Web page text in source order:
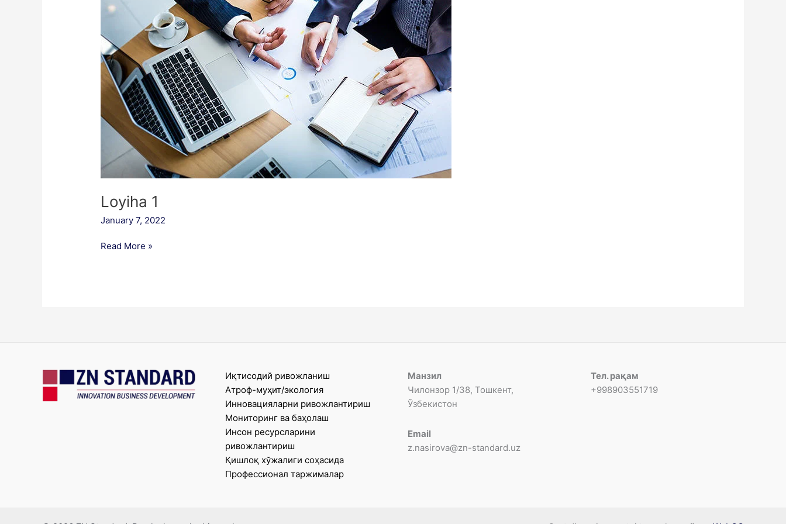
Loyiha 1
January 7, 2022
Read More »
Иқтисодий ривожланиш
Атроф-муҳит/экология
Инновацияларни ривожлантириш
Мониторинг ва баҳолаш
Инсон ресурсларини
ривожлантириш
Қишлоқ хўжалиги соҳасида
Профессионал таржималар
Манзил
Чилонзор 1/38, Тошкент,
Ўзбекистон
Email
z.nasirova@zn-standard.uz
Тел. рақам
+998903551719